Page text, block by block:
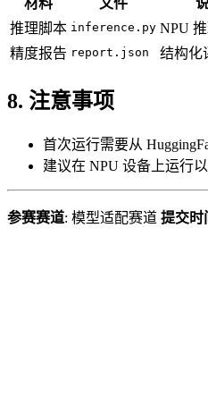
材料 文件
推理脚本 inference.py NPU
精度报告 report.json 结构化
8. 注意事项
首次运行需要从
建议在 NPU 设备上运行
参赛赛道: 模型适配赛道 提交时